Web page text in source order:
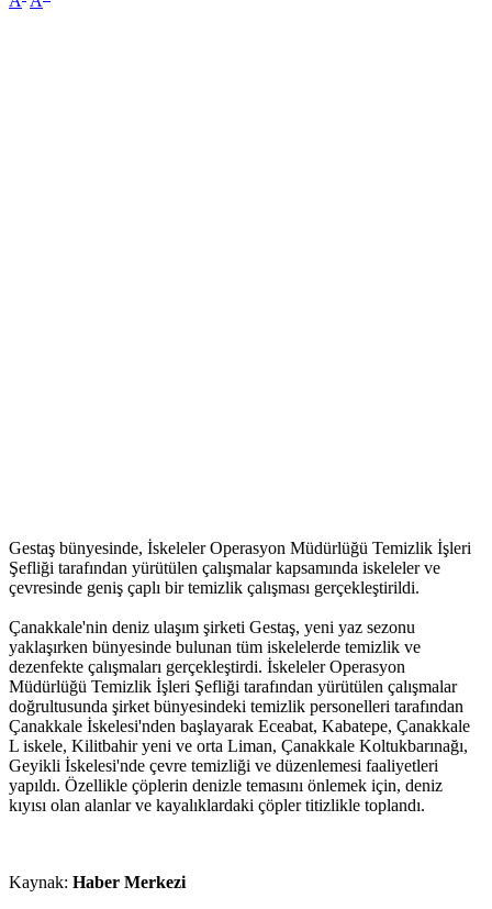
Gestaş bünyesinde, İskeleler Operasyon Müdürlüğü Temizlik İşleri
Şefliği tarafından yürütülen çalışmalar kapsamında iskeleler ve
çevresinde geniş çaplı bir temizlik çalışması gerçekleştirildi.
Çanakkale'nin deniz ulaşım şirketi Gestaş, yeni yaz sezonu
yaklaşırken bünyesinde bulunan tüm iskelelerde temizlik ve
dezenfekte çalışmaları gerçekleştirdi. İskeleler Operasyon
Müdürlüğü Temizlik İşleri Şefliği tarafından yürütülen çalışmalar
doğrultusunda şirket bünyesindeki temizlik personelleri tarafından
Çanakkale İskelesi'nden başlayarak Eceabat, Kabatepe, Çanakkale
L iskele, Kilitbahir yeni ve orta Liman, Çanakkale Koltukbarınağı,
Geyikli İskelesi'nde çevre temizliği ve düzenlemesi faaliyetleri
yapıldı. Özellikle çöplerin denizle temasını önlemek için, deniz
kıyısı olan alanlar ve kayalıklardaki çöpler titizlikle toplandı.
Kaynak: Haber Merkezi